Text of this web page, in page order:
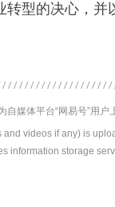
型的决心，
媒体平台“网易号”用户
videos if any) is
information storage